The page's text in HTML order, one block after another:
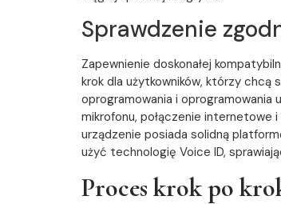
Sprawdzenie
Zapewnienie doskonałej
krok dla użytkowników, którzy chcą
oprogramowania i oprogramowania
mikrofonu, połączenie internetowe
urządzenie posiada solidną
użyć technologię Voice ID,
Proces krok po